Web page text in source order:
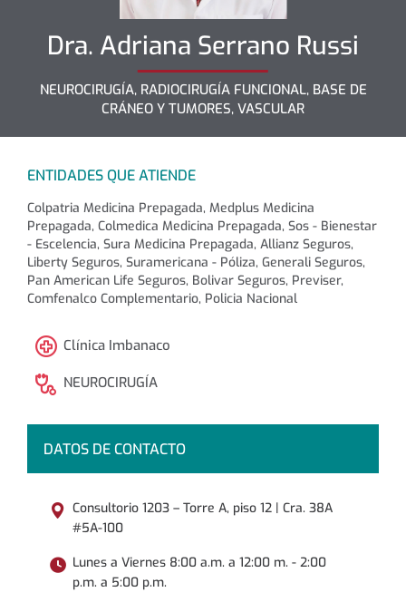
Dra. Adriana Serrano Russi
NEUROCIRUGÍA, RADIOCIRUGÍA FUNCIONAL, BASE DE
CRÁNEO Y TUMORES, VASCULAR
ENTIDADES QUE ATIENDE
Colpatria Medicina Prepagada, Medplus Medicina
Prepagada, Colmedica Medicina Prepagada, Sos - Bienestar
- Escelencia, Sura Medicina Prepagada, Allianz Seguros,
Liberty Seguros, Suramericana - Póliza, Generali Seguros,
Pan American Life Seguros, Bolivar Seguros, Previser,
Comfenalco Complementario, Policia Nacional
Clínica Imbanaco
NEUROCIRUGÍA
DATOS DE CONTACTO
Consultorio 1203 – Torre A, piso 12 | Cra. 38A
#5A-100
Lunes a Viernes 8:00 a.m. a 12:00 m. - 2:00
p.m. a 5:00 p.m.